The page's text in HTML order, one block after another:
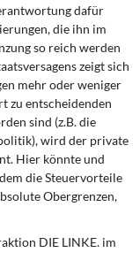
dafür
die ihn im
so reich werden
zeigt sich
mehr oder weniger
zu entscheidenden
sind (z.B. die
wird der private
Hier könnte und
die Steuervorteile
Obergrenzen,
DIE LINKE. im